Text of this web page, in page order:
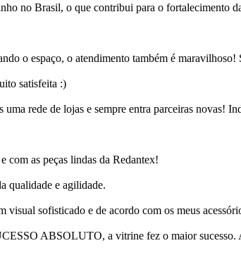
no Brasil, o que contribui para o fortalecimento
o espaço, o atendimento também é maravilhoso!
satisfeita :)
rede de lojas e sempre entra parceiras novas!
com as peças lindas da Redantex!
qualidade e agilidade.
sofisticado e de acordo com os meus
ABSOLUTO, a vitrine fez o maior